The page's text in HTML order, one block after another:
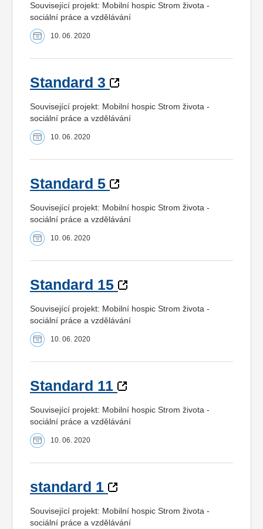
Související projekt: Mobilní hospic Strom života -
sociální práce a vzdělávání
10. 06. 2020
Standard 3
Související projekt: Mobilní hospic Strom života -
sociální práce a vzdělávání
10. 06. 2020
Standard 5
Související projekt: Mobilní hospic Strom života -
sociální práce a vzdělávání
10. 06. 2020
Standard 15
Související projekt: Mobilní hospic Strom života -
sociální práce a vzdělávání
10. 06. 2020
Standard 11
Související projekt: Mobilní hospic Strom života -
sociální práce a vzdělávání
10. 06. 2020
standard 1
Související projekt: Mobilní hospic Strom života -
sociální práce a vzdělávání